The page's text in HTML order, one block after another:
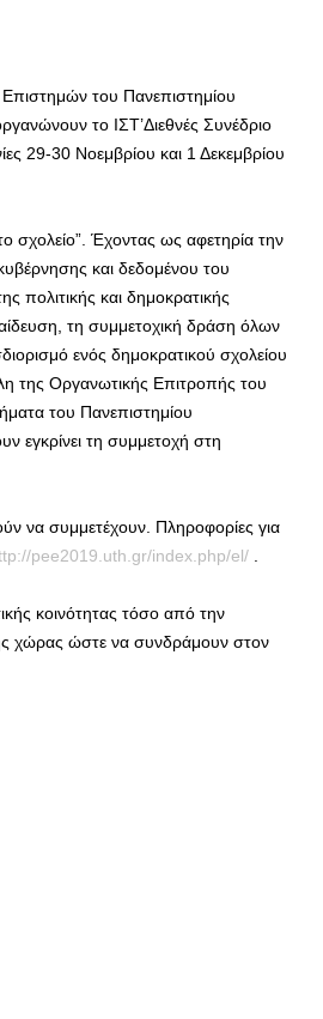
του Πανεπιστημίου
το ΙΣΤ’Διεθνές Συνέδριο
29-30 Νοεμβρίου και 1 Δεκεμβρίου
σχολείο”. Έχοντας ως αφετηρία την
και δεδομένου του
πολιτικής και δημοκρατικής
τη συμμετοχική δράση όλων
ενός δημοκρατικού σχολείου
της Οργανωτικής Επιτροπής του
του Πανεπιστημίου
εγκρίνει τη συμμετοχή στη
να συμμετέχουν. Πληροφορίες για
pee2019.uth.gr/index.php/el/
κοινότητας τόσο από την
χώρας ώστε να συνδράμουν στον